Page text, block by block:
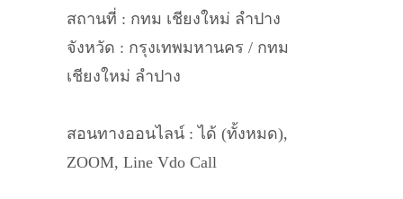
สถานที่ : กทม เชียงใหม่ ลำปาง
จังหวัด : กรุงเทพมหานคร / กทม
เชียงใหม่ ลำปาง
สอนทางออนไลน์ : ได้ (ทั้งหมด),
ZOOM, Line Vdo Call